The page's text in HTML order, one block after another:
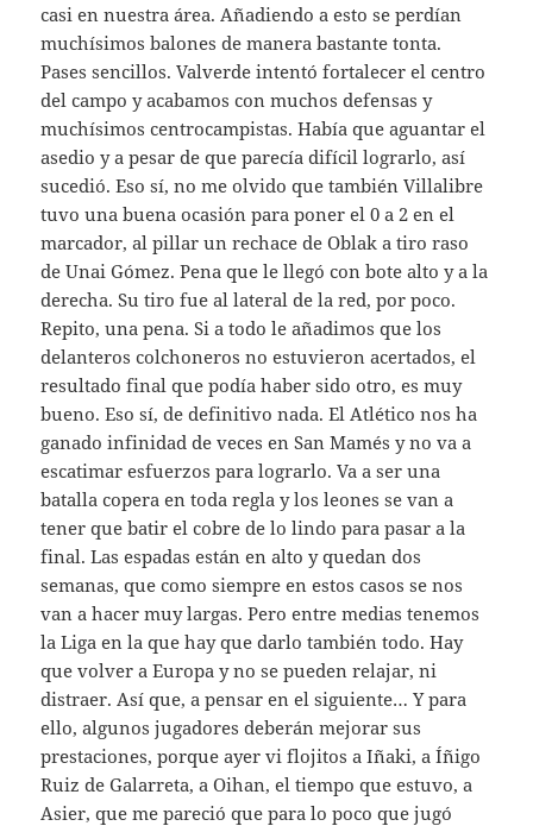
casi en nuestra área. Añadiendo a esto se perdían
muchísimos balones de manera bastante tonta.
Pases sencillos. Valverde intentó fortalecer el centro
del campo y acabamos con muchos defensas y
muchísimos centrocampistas. Había que aguantar el
asedio y a pesar de que parecía difícil lograrlo, así
sucedió. Eso sí, no me olvido que también Villalibre
tuvo una buena ocasión para poner el 0 a 2 en el
marcador, al pillar un rechace de Oblak a tiro raso
de Unai Gómez. Pena que le llegó con bote alto y a la
derecha. Su tiro fue al lateral de la red, por poco.
Repito, una pena. Si a todo le añadimos que los
delanteros colchoneros no estuvieron acertados, el
resultado final que podía haber sido otro, es muy
bueno. Eso sí, de definitivo nada. El Atlético nos ha
ganado infinidad de veces en San Mamés y no va a
escatimar esfuerzos para lograrlo. Va a ser una
batalla copera en toda regla y los leones se van a
tener que batir el cobre de lo lindo para pasar a la
final. Las espadas están en alto y quedan dos
semanas, que como siempre en estos casos se nos
van a hacer muy largas. Pero entre medias tenemos
la Liga en la que hay que darlo también todo. Hay
que volver a Europa y no se pueden relajar, ni
distraer. Así que, a pensar en el siguiente… Y para
ello, algunos jugadores deberán mejorar sus
prestaciones, porque ayer vi flojitos a Iñaki, a Íñigo
Ruiz de Galarreta, a Oihan, el tiempo que estuvo, a
Asier, que me pareció que para lo poco que jugó